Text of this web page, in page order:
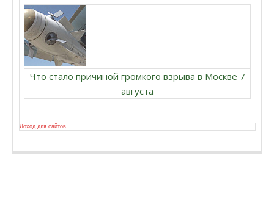
Что стало причиной громкого взрыва в Москве 7
августа
Доход для сайтов